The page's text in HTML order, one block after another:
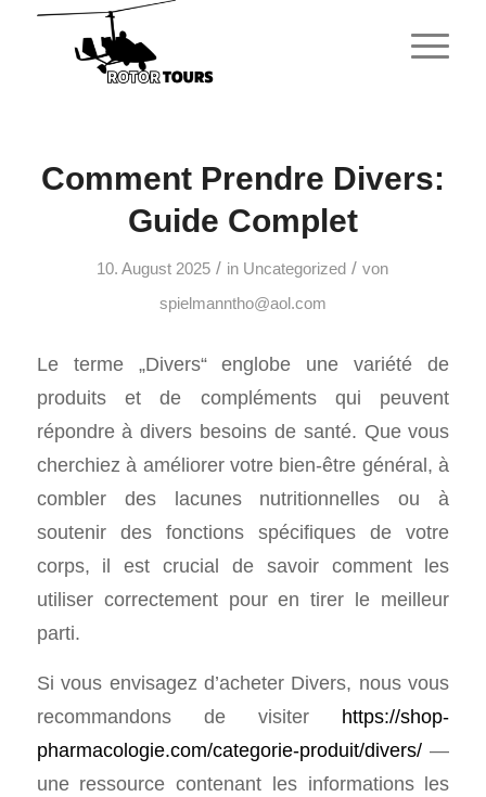
Comment Prendre Divers:
Guide Complet
10. August 2025 / in Uncategorized / von
spielmanntho@aol.com
Le terme „Divers“ englobe une variété de
produits et de compléments qui peuvent
répondre à divers besoins de santé. Que vous
cherchiez à améliorer votre bien-être général, à
combler des lacunes nutritionnelles ou à
soutenir des fonctions spécifiques de votre
corps, il est crucial de savoir comment les
utiliser correctement pour en tirer le meilleur
parti.
Si vous envisagez d’acheter Divers, nous vous
recommandons de visiter https://shop-
pharmacologie.com/categorie-produit/divers/—
une ressource contenant les informations les